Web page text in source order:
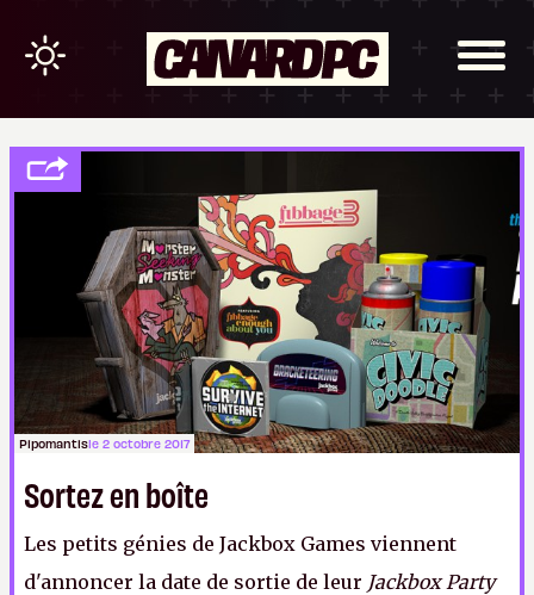
Pipomantisle 2 octobre 2017
Sortez en boîte
Les petits génies de Jackbox Games viennent
d'annoncer la date de sortie de leur Jackbox Party